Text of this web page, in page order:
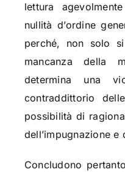
lettura
nullità d’ordine
perché, non solo
mancanza della
determina una
contraddittorio
possibilità di
dell’impugnazione e
Concludono